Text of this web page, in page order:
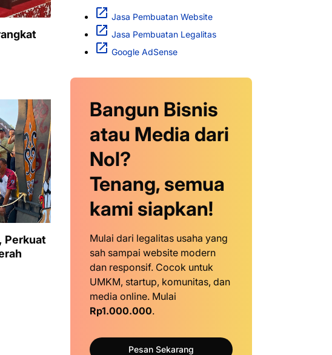
Perkuat
Jasa Pembuatan Website
Jasa Pembuatan Legalitas
Google AdSense
Bangun Bisnis
atau Media dari
Nol?
Tenang, semua
kami siapkan!
Mulai dari legalitas usaha yang
sah sampai website modern
dan responsif. Cocok untuk
UMKM, startup, komunitas, dan
media online. Mulai
Rp1.000.000.
Pesan Sekarang